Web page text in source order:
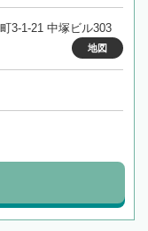
3-1-21 中塚ビル303
地図